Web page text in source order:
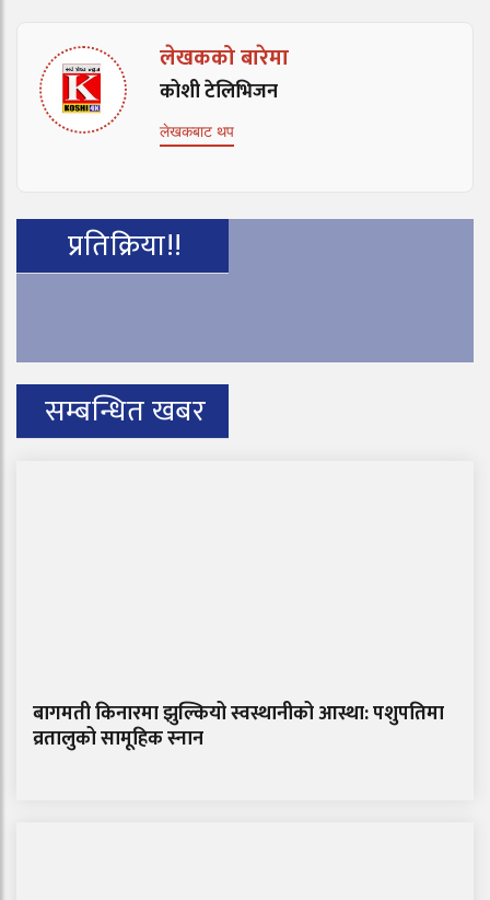
लेखकको बारेमा
कोशी टेलिभिजन
लेखकबाट थप
प्रतिक्रिया!!
सम्बन्धित खबर
बागमती किनारमा झुल्कियो स्वस्थानीको आस्था: पशुपतिमा
व्रतालुको सामूहिक स्नान